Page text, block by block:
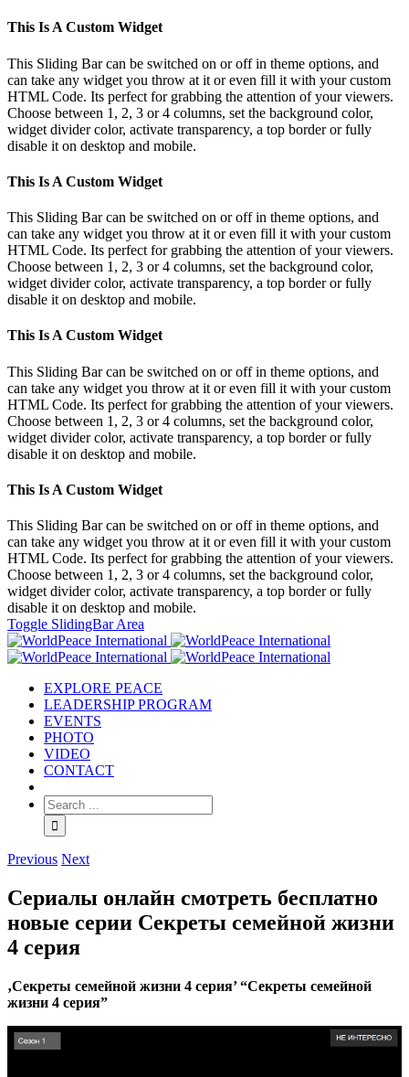
This Is A Custom Widget
This Sliding Bar can be switched on or off in theme options, and
can take any widget you throw at it or even fill it with your custom
HTML Code. Its perfect for grabbing the attention of your viewers.
Choose between 1, 2, 3 or 4 columns, set the background color,
widget divider color, activate transparency, a top border or fully
disable it on desktop and mobile.
This Is A Custom Widget
This Sliding Bar can be switched on or off in theme options, and
can take any widget you throw at it or even fill it with your custom
HTML Code. Its perfect for grabbing the attention of your viewers.
Choose between 1, 2, 3 or 4 columns, set the background color,
widget divider color, activate transparency, a top border or fully
disable it on desktop and mobile.
This Is A Custom Widget
This Sliding Bar can be switched on or off in theme options, and
can take any widget you throw at it or even fill it with your custom
HTML Code. Its perfect for grabbing the attention of your viewers.
Choose between 1, 2, 3 or 4 columns, set the background color,
widget divider color, activate transparency, a top border or fully
disable it on desktop and mobile.
This Is A Custom Widget
This Sliding Bar can be switched on or off in theme options, and
can take any widget you throw at it or even fill it with your custom
HTML Code. Its perfect for grabbing the attention of your viewers.
Choose between 1, 2, 3 or 4 columns, set the background color,
widget divider color, activate transparency, a top border or fully
disable it on desktop and mobile.
Toggle SlidingBar Area
EXPLORE PEACE
LEADERSHIP PROGRAM
EVENTS
PHOTO
VIDEO
CONTACT
Previous Next
Сериалы онлайн смотреть бесплатно
новые серии Секреты семейной жизни
4 серия
‚Секреты семейной жизни 4 серия’ “Секреты семейной
жизни 4 серия”